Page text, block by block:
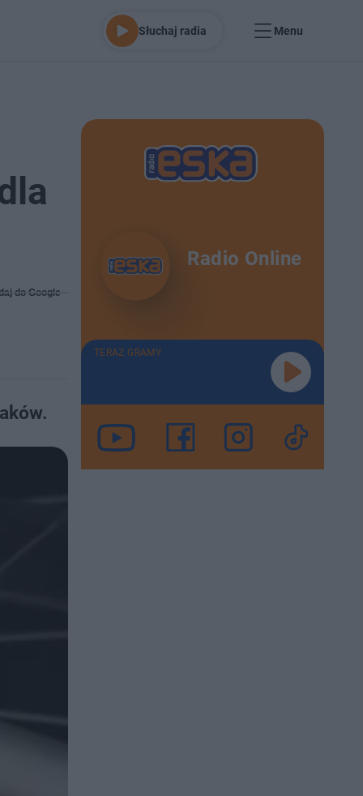
Słuchaj radia Menu
do Google
Radio Online
TERAZ GRAMY